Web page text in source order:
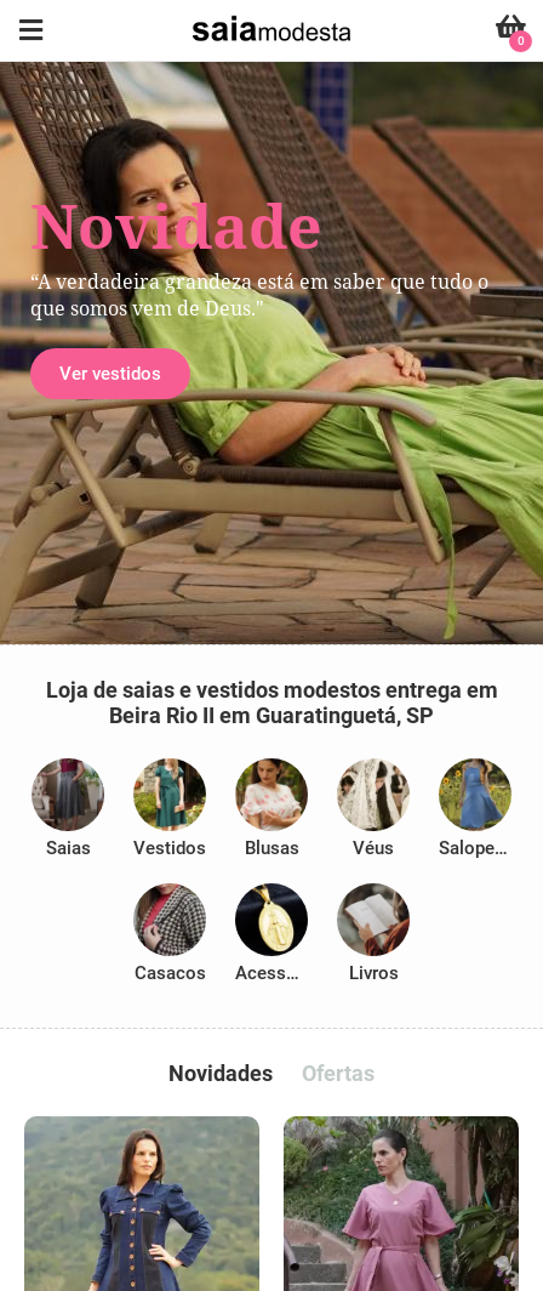
Novidade
“A verdadeira grandeza está em saber que tudo o
que somos vem de Deus."
Ver vestidos
0
Loja de saias e vestidos modestos entrega em
Beira Rio II em Guaratinguetá, SP
Saias Vestidos Blusas Véus Salopetes
Casacos Acessórios Livros
Novidades Ofertas